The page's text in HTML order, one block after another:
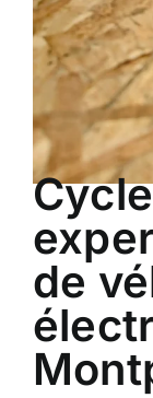
Actus
Contact
de